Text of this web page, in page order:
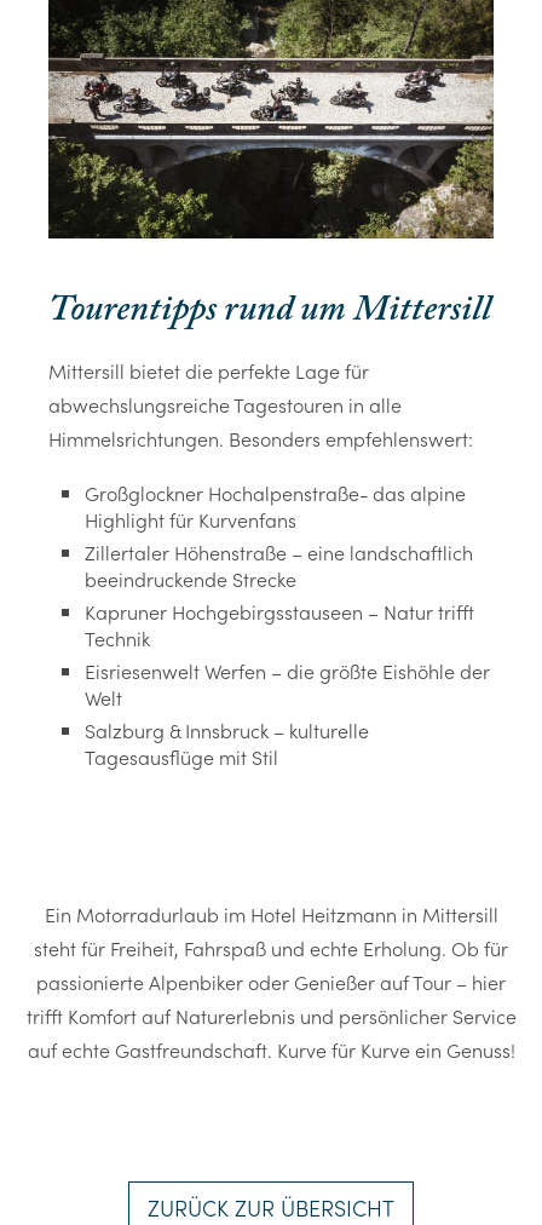
Tourentipps rund um Mittersill
Mittersill bietet die perfekte Lage für
abwechslungsreiche Tagestouren in alle
Himmelsrichtungen. Besonders empfehlenswert:
Großglockner Hochalpenstraße- das alpine
Highlight für Kurvenfans
Zillertaler Höhenstraße – eine landschaftlich
beeindruckende Strecke
Kapruner Hochgebirgsstauseen – Natur trifft
Technik
Eisriesenwelt Werfen – die größte Eishöhle der
Welt
Salzburg & Innsbruck – kulturelle
Tagesausflüge mit Stil
Ein Motorradurlaub im Hotel Heitzmann in Mittersill
steht für Freiheit, Fahrspaß und echte Erholung. Ob für
passionierte Alpenbiker oder Genießer auf Tour – hier
trifft Komfort auf Naturerlebnis und persönlicher Service
auf echte Gastfreundschaft. Kurve für Kurve ein Genuss!
ZURÜCK ZUR ÜBERSICHT